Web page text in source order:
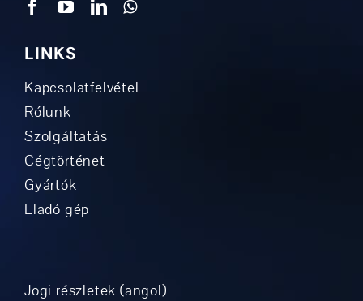
LINKS
Kapcsolatfelvétel
Rólunk
Szolgáltatás
Cégtörténet
Gyártók
Eladó gép
Jogi részletek (angol)